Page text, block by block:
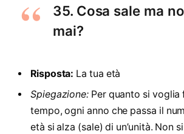
35. Cosa sale ma
mai?
Risposta: La tua età
Spiegazione: Per quanto si voglia
tempo, ogni anno che passa il
età si alza (sale) di un’unità. Non